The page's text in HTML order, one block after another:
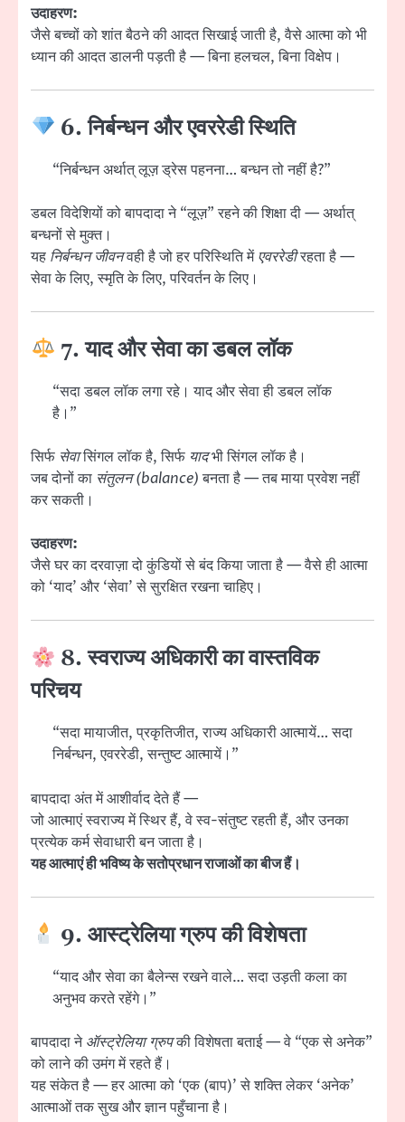
उदाहरण:
जैसे बच्चों को शांत बैठने की आदत सिखाई जाती है, वैसे आत्मा को भी
ध्यान की आदत डालनी पड़ती है — बिना हलचल, बिना विक्षेप।
6. निर्बन्धन और एवररेडी स्थिति
“निर्बन्धन अर्थात् लूज़ ड्रेस पहनना… बन्धन तो नहीं है?”
डबल विदेशियों को बापदादा ने “लूज़” रहने की शिक्षा दी — अर्थात्
बन्धनों से मुक्त।
यह निर्बन्धन जीवनवही है जो हर परिस्थिति मेंएवररेडीरहता है —
सेवा के लिए, स्मृति के लिए, परिवर्तन के लिए।
7. याद और सेवा का डबल लॉक
“सदा डबल लॉक लगा रहे। याद और सेवा ही डबल लॉक
है।”
सिर्फ सेवासिंगल लॉक है, सिर्फ यादभी सिंगल लॉक है।
जब दोनों का संतुलन (balance)बनता है — तब माया प्रवेश नहीं
कर सकती।
उदाहरण:
जैसे घर का दरवाज़ा दो कुंडियों से बंद किया जाता है — वैसे ही आत्मा
को ‘याद’ और ‘सेवा’ से सुरक्षित रखना चाहिए।
8. स्वराज्य अधिकारी का वास्तविक
परिचय
“सदा मायाजीत, प्रकृतिजीत, राज्य अधिकारी आत्मायें… सदा
निर्बन्धन, एवररेडी, सन्तुष्ट आत्मायें।”
बापदादा अंत में आशीर्वाद देते हैं —
जो आत्माएं स्वराज्य में स्थिर हैं, वे स्व-संतुष्ट रहती हैं, और उनका
प्रत्येक कर्म सेवाधारी बन जाता है।
यह आत्माएं ही भविष्य के सतोप्रधान राजाओं का बीज हैं।
9. आस्ट्रेलिया ग्रुप की विशेषता
“याद और सेवा का बैलेन्स रखने वाले… सदा उड़ती कला का
अनुभव करते रहेंगे।”
बापदादा नेऑस्ट्रेलिया ग्रुपकी विशेषता बताई — वे “एक से अनेक”
को लाने की उमंग में रहते हैं।
यह संकेत है — हर आत्मा को ‘एक (बाप)’ से शक्ति लेकर ‘अनेक’
आत्माओं तक सुख और ज्ञान पहुँचाना है।